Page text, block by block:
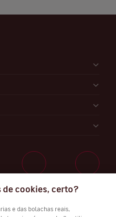
de cookies, certo?
e das bolachas reais,